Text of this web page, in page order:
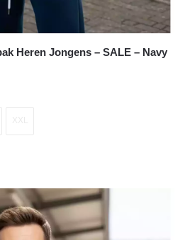
Heren Jongens – SALE – Navy